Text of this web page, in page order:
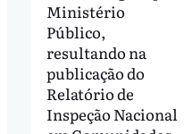
Ministério
Público,
resultando na
publicação do
Relatório de
Inspeção Nacional